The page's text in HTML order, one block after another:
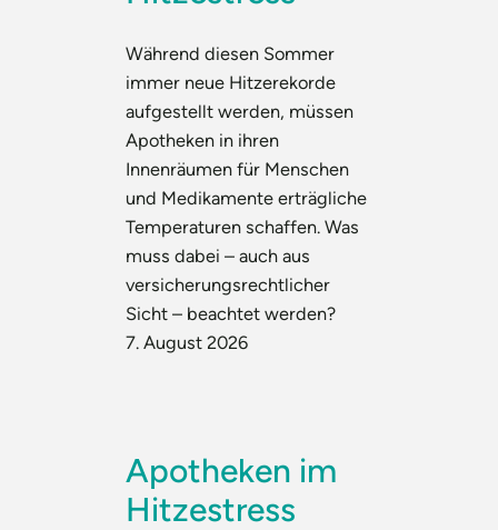
Während diesen Sommer
immer neue Hitzerekorde
aufgestellt werden, müssen
Apotheken in ihren
Innenräumen für Menschen
und Medikamente erträgliche
Temperaturen schaffen. Was
muss dabei – auch aus
versicherungsrechtlicher
Sicht – beachtet werden?
7. August 2026
Apotheken im
Hitzestress